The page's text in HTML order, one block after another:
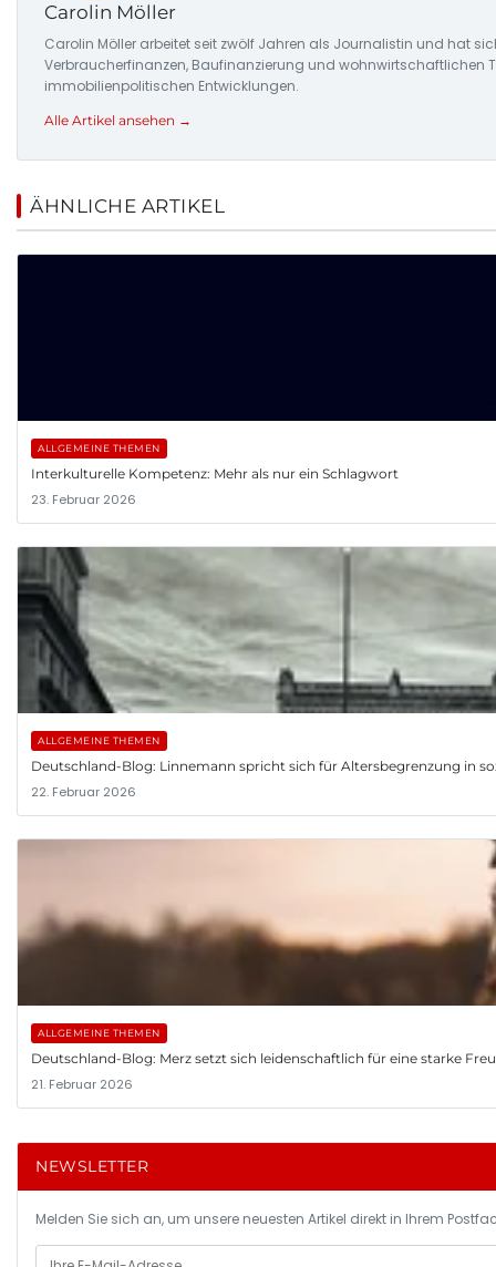
Carolin Möller
Carolin Möller arbeitet seit zwölf Jahren als Journalistin und hat
Verbraucherfinanzen, Baufinanzierung und wohnwirtschaftlichen
immobilienpolitischen Entwicklungen.
Alle Artikel ansehen →
ÄHNLICHE ARTIKEL
ALLGEMEINE THEMEN
Interkulturelle Kompetenz: Mehr als nur ein Schlagwort
23. Februar 2026
ALLGEMEINE THEMEN
Deutschland-Blog: Linnemann spricht sich für Altersbegrenzung in
22. Februar 2026
ALLGEMEINE THEMEN
Deutschland-Blog: Merz setzt sich leidenschaftlich für eine starke
21. Februar 2026
NEWSLETTER
Melden Sie sich an, um unsere neuesten Artikel direkt in Ihrem